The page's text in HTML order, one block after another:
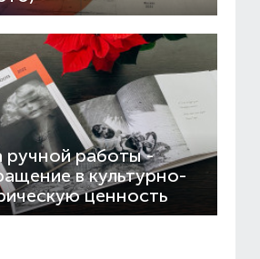
ручной работы -
в культурно-
ценность